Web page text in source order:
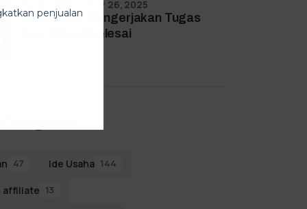
10 AI untuk Mengerjakan Tugas
agar Cepat Selesai
May 26, 2025
47 Ide Usaha 144
affiliate 13
penjualan